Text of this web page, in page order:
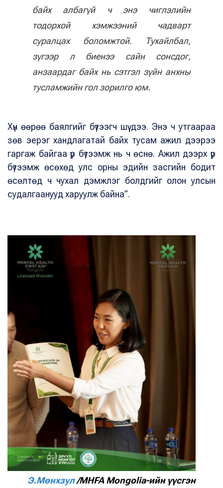
байх албагүй ч энэ чиглэлийн
тодорхой хэмжээний чадварт
суралцах боломжтой. Тухайлбал,
зүгээр л биенээ сайн сонсдог,
анзаардаг байх нь сэтгэл зүйн анхны
тусламжийн гол зорилго юм.
Хүн өөрөө баялгийг бүтээгч шүү дээ. Энэ ч утгаараа
зөв эерэг хандлагатай байх тусам ажил дээрээ
гаргаж байгаа үр бүтээмж нь ч өснө. Ажил дээрх үр
бүтээмж өсөхөд улс орны эдийн засгийн бодит
өсөлтөд ч чухал дэмжлэг болдгийг олон улсын
судалгаанууд харуулж байна”.
Э.Мөнхзул/MHFA Mongolia-ийн үүсгэн